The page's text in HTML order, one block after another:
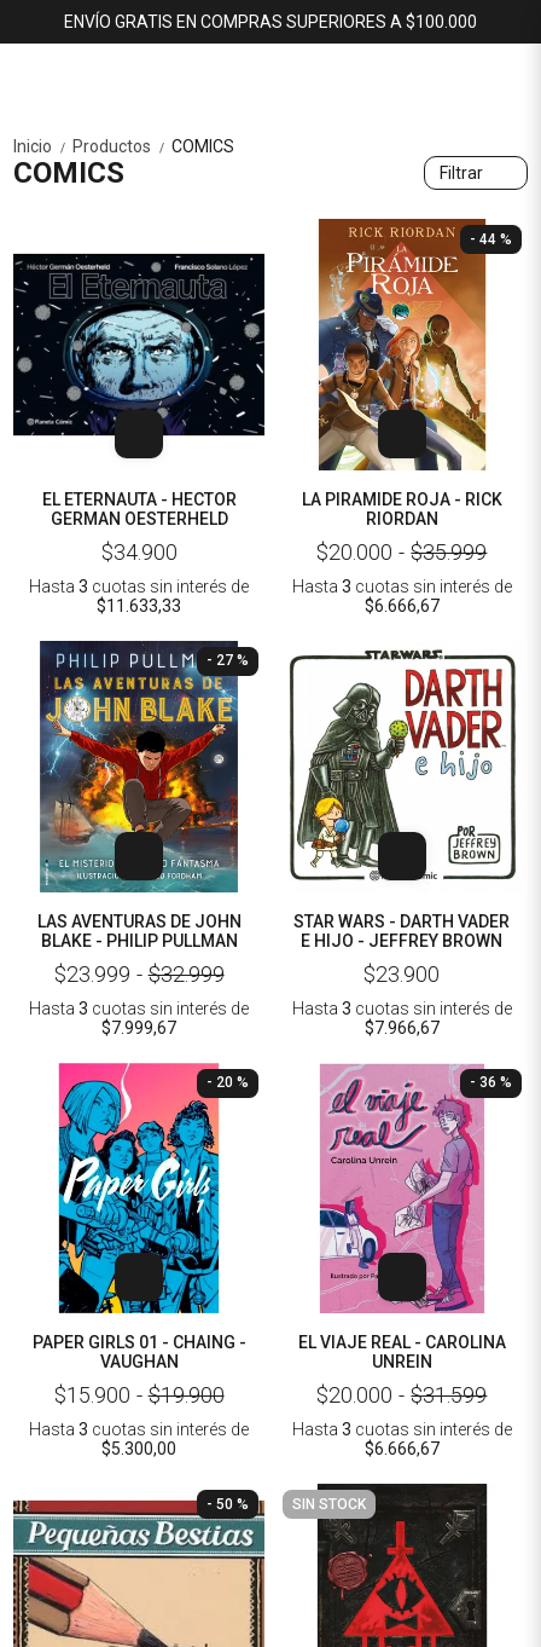
ENVÍO GRATIS EN COMPRAS SUPERIORES A $100.000
Inicio / Productos / COMICS
COMICS Filtrar
EL ETERNAUTA - HECTOR
GERMAN OESTERHELD
$34.900
Hasta3 cuotas sin interés de
$11.633,33
- 44 %
LA PIRAMIDE ROJA - RICK
RIORDAN
$20.000 - $35.999
Hasta 3 cuotas sin interés de
$6.666,67
- 27 %
LAS AVENTURAS DE JOHN
BLAKE - PHILIP PULLMAN
$23.999 - $32.999
Hasta3 cuotas sin interés de
$7.999,67
STAR WARS - DARTH VADER
E HIJO - JEFFREY BROWN
$23.900
Hasta 3 cuotas sin interés de
$7.966,67
- 20 %
PAPER GIRLS 01 - CHAING -
VAUGHAN
$15.900 - $19.900
Hasta3 cuotas sin interés de
$5.300,00
- 36 %
EL VIAJE REAL - CAROLINA
UNREIN
$20.000 - $31.599
Hasta 3 cuotas sin interés de
$6.666,67
- 50 % SIN STOCK